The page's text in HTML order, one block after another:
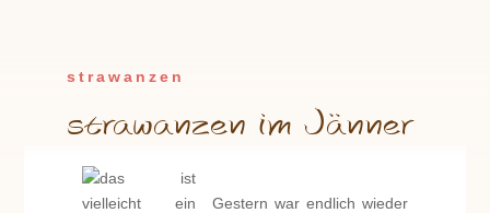
strawanzen
strawanzen im Jänner
Gestern war endlich wieder